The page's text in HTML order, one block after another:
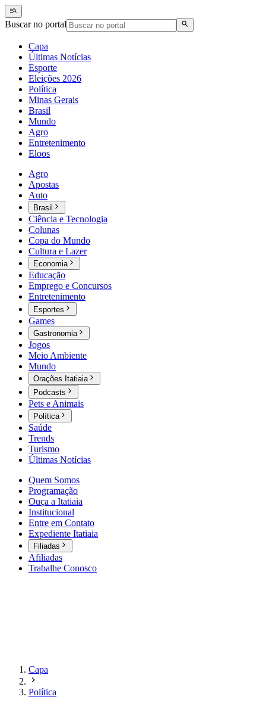
Buscar no portal
Capa
Últimas Notícias
Esporte
Eleições 2026
Política
Minas Gerais
Brasil
Mundo
Agro
Entretenimento
Eloos
Agro
Apostas
Auto
Brasil
Ciência e Tecnologia
Colunas
Copa do Mundo
Cultura e Lazer
Economia
Educação
Emprego e Concursos
Entretenimento
Esportes
Games
Gastronomia
Jogos
Meio Ambiente
Mundo
Orações Itatiaia
Podcasts
Pets e Animais
Política
Saúde
Trends
Turismo
Últimas Notícias
Quem Somos
Programação
Ouça a Itatiaia
Institucional
Entre em Contato
Expediente Itatiaia
Filiadas
Afiliadas
Trabalhe Conosco
Capa
Política